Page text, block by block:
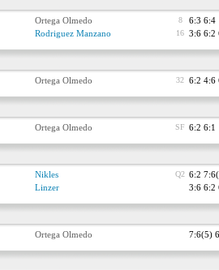
Ortega Olmedo 8 6:3 6:4
Rodriguez Manzano 16 3:6 6:2
Ortega Olmedo 32 6:2 4:6
Ortega Olmedo SF 6:2 6:1
Nikles Q2 6:2
Linzer 3:6 6:2
Ortega Olmedo 7:6(5)